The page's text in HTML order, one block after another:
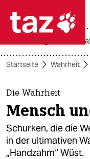
 taz
themen
politik
öko
krieg in der
Startseite Wahrheit
Die Wahrheit
Mensch
Schurken, die die
in der ultimativen
„Handzahm“ Wüst.